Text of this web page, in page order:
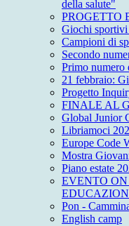
della salute"
PROGETTO
Giochi
Campioni di
Secondo
Primo numero
21 febbraio:
Progetto
FINALE AL
Global Junior
Libriamoci
Europe Code
Mostra
Piano estate
EVENTO
Pon -
English camp